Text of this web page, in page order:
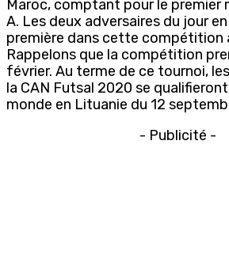
Maroc, comptant pour le premier
A. Les deux adversaires du jour
première dans cette compétition
Rappelons que la compétition
février. Au terme de ce tournoi,
la CAN Futsal 2020 se
monde en Lituanie du 12
- Publicité -